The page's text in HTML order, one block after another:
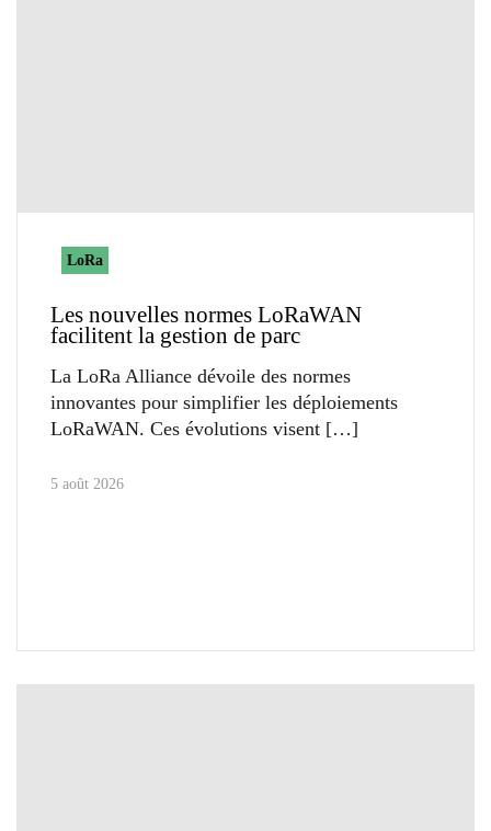
LoRa
Les nouvelles normes LoRaWAN
facilitent la gestion de parc
La LoRa Alliance dévoile des normes
innovantes pour simplifier les déploiements
LoRaWAN. Ces évolutions visent
5 août 2026